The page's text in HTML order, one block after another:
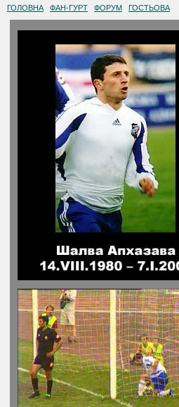
ГОЛОВНА ФАН-ГУРТ ФОРУМ ГОСТЬОВА